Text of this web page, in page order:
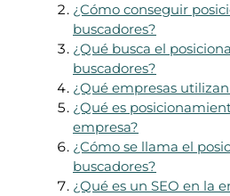
¿Cómo conseguir
buscadores?
¿Qué busca el
buscadores?
¿Qué empresas utilizan
¿Qué es
empresa?
¿Cómo se llama el
buscadores?
¿Qué es un SEO en la